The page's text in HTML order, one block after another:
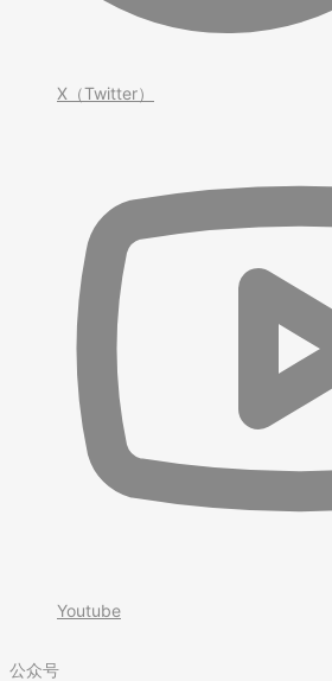
X（Twitter）
Youtube
公众号